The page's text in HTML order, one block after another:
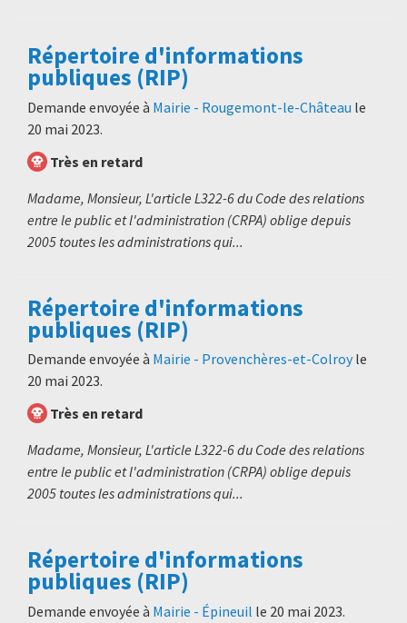
Répertoire d'informations
publiques (RIP)
Demande envoyée à Mairie - Rougemont-le-Château le
20 mai 2023.
Très en retard
Madame, Monsieur, L'article L322-6 du Code des relations
entre le public et l'administration (CRPA) oblige depuis
2005 toutes les administrations qui...
Répertoire d'informations
publiques (RIP)
Demande envoyée à Mairie - Provenchères-et-Colroyle
20 mai 2023.
Très en retard
Madame, Monsieur, L'article L322-6 du Code des relations
entre le public et l'administration (CRPA) oblige depuis
2005 toutes les administrations qui...
Répertoire d'informations
publiques (RIP)
Demande envoyée à Mairie - Épineuil le 20 mai 2023.